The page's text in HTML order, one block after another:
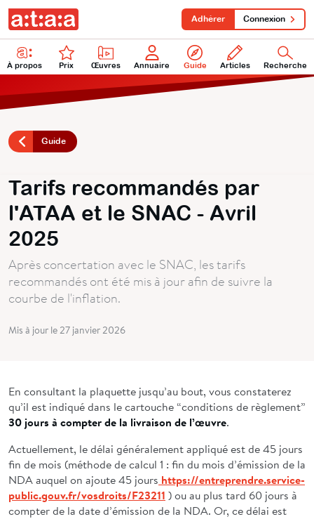
À propos Prix Œuvres Annuaire Guide Articles Recherche
Adhérer Connexion
Guide
Tarifs recommandés par
l'ATAA et le SNAC - Avril
2025
Après concertation avec le SNAC, les tarifs
recommandés ont été mis à jour afin de suivre la
courbe de l'inflation.
Mis à jour le 27 janvier 2026
En consultant la plaquette jusqu’au bout, vous constaterez
qu’il est indiqué dans le cartouche “conditions de règlement”
30 jours à compter de la livraison de l’œuvre.
Actuellement, le délai généralement appliqué est de 45 jours
fin de mois (méthode de calcul 1 : fin du mois d’émission de la
NDA auquel on ajoute 45 jours https://entreprendre.service-
public.gouv.fr/vosdroits/F23211 ) ou au plus tard 60 jours à
compter de la date d’émission de la NDA. Or, ce délai est